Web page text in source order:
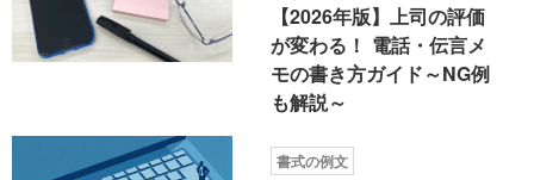
【2026年版】上司の評価
が変わる！ 電話・伝言メ
モの書き方ガイド～NG例
も解説～
書式の例文